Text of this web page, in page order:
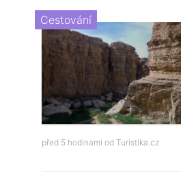
Cestování
před 5 hodinami od Turistika.cz